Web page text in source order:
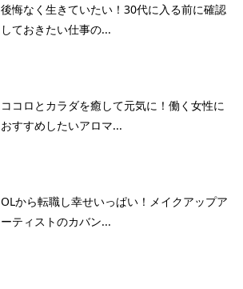
後悔なく生きていたい！30代に入る前に確認
しておきたい仕事の...
ココロとカラダを癒して元気に！働く女性に
おすすめしたいアロマ...
OLから転職し幸せいっぱい！メイクアップア
ーティストのカバン...